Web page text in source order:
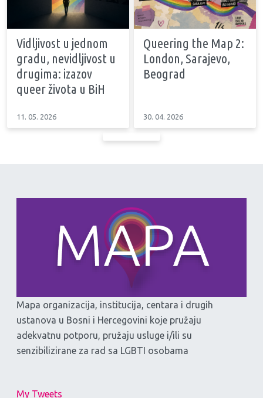
Vidljivost u jednom
gradu, nevidljivost u
drugima: izazov
queer života u BiH
11. 05. 2026
Queering the Map 2:
London, Sarajevo,
Beograd
30. 04. 2026
Mapa organizacija, institucija, centara i drugih
ustanova u Bosni i Hercegovini koje pružaju
adekvatnu potporu, pružaju usluge i/ili su
senzibilizirane za rad sa LGBTI osobama
My Tweets